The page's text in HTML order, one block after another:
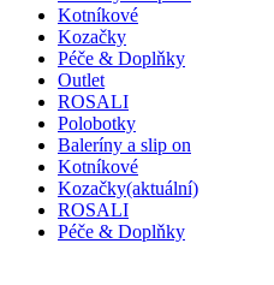
Kotníkové
Kozačky
Péče & Doplňky
Outlet
ROSALI
Polobotky
Baleríny a slip on
Kotníkové
Kozačky(aktuální)
ROSALI
Péče & Doplňky